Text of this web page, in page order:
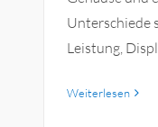
Unterschiede
Leistung,
Weiterlesen